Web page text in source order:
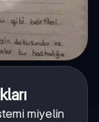
miyelin